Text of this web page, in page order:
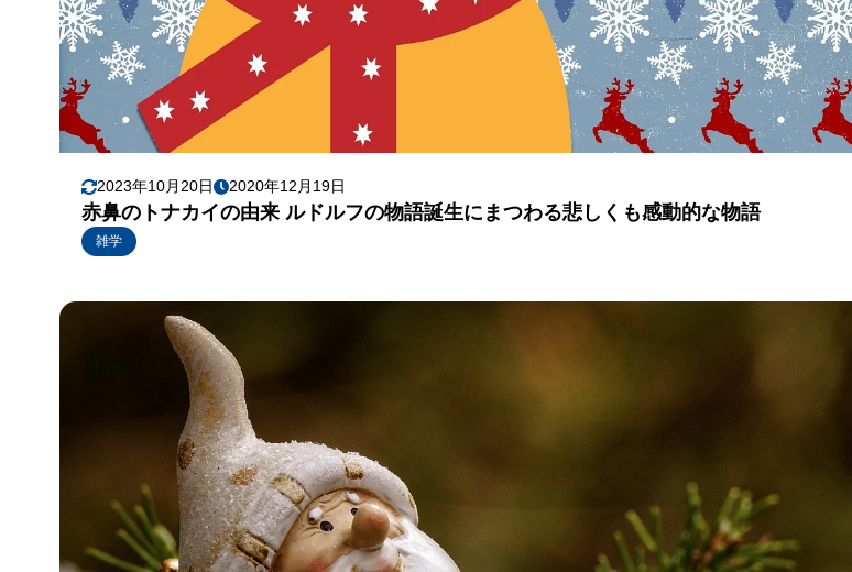
2023年10月20日 2020年12月19日
赤鼻のトナカイの由来 ルドルフの物語誕生にまつわる悲しくも感動的な物語
雑学